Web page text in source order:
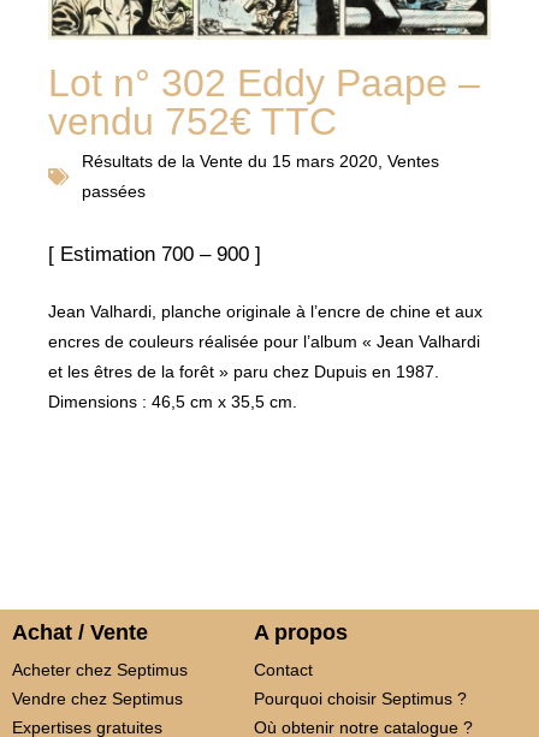
Lot n° 302 Eddy Paape –
vendu 752€ TTC
Résultats de la Vente du 15 mars 2020 Ventes
passées
[ Estimation 700 – 900 ]
Jean Valhardi, planche originale à l’encre de chine et aux
encres de couleurs réalisée pour l’album « Jean Valhardi
et les êtres de la forêt » paru chez Dupuis en 1987.
Dimensions : 46,5 cm x 35,5 cm.
Achat / Vente
Acheter chez Septimus
Vendre chez Septimus
Expertises gratuites
A propos
Contact
Pourquoi choisir Septimus ?
Où obtenir notre catalogue ?